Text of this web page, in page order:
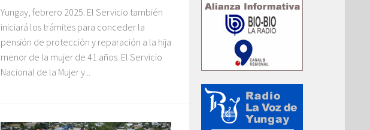
Yungay, febrero 2025: El Servicio también
iniciará los trámites para conceder la
pensión de protección y reparación a la hija
menor de la mujer de 41 años. El Servicio
Nacional de la Mujer y...